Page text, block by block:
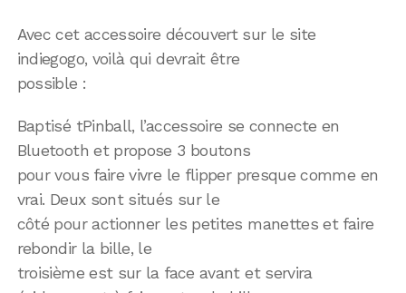
Avec cet accessoire découvert sur le site
indiegogo, voilà qui devrait être
possible :
Baptisé tPinball, l’accessoire se connecte en
Bluetooth et propose 3 boutons
pour vous faire vivre le flipper presque comme en
vrai. Deux sont situés sur le
côté pour actionner les petites manettes et faire
rebondir la bille, le
troisième est sur la face avant et servira